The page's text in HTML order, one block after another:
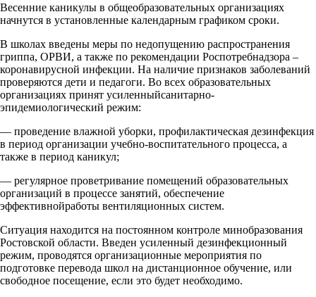
Весенние каникулы в общеобразовательных организациях
начнутся в установленные календарным графиком сроки.
В школах введены меры по недопущению распространения
гриппа, ОРВИ, а также по рекомендации Роспотребнадзора –
коронавирусной инфекции. На наличие признаков заболеваний
проверяются дети и педагоги. Во всех образовательных
организациях принят усиленныйсанитарно-
эпидемиологический режим:
— проведение влажной уборки, профилактическая дезинфекция
в период организации учебно-воспитательного процесса, а
также в период каникул;
— регулярное проветривание помещений образовательных
организаций в процессе занятий, обеспечение
эффективнойработы вентиляционных систем.
Ситуация находится на постоянном контроле минобразования
Ростовской области. Введен усиленный дезинфекционный
режим, проводятся организационные мероприятия по
подготовке перевода школ на дистанционное обучение, или
свободное посещение, если это будет необходимо.